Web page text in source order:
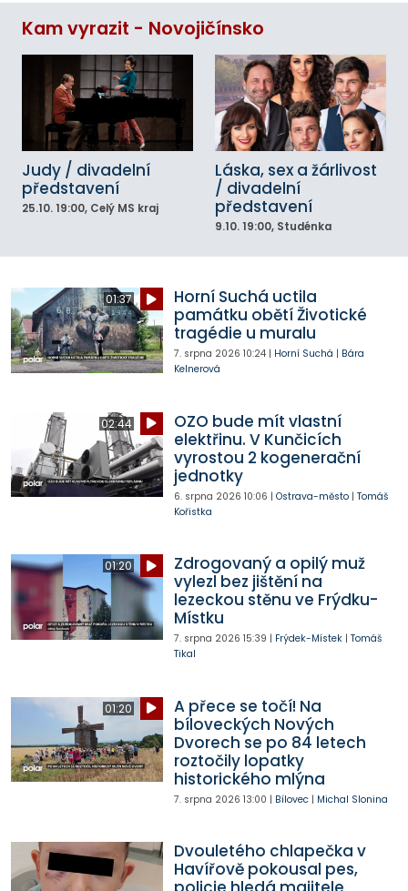
Kam vyrazit - Novojičínsko
Judy / divadelní
představení
25.10. 19:00, Celý MS kraj
Láska, sex a žárlivost
/ divadelní
představení
9.10. 19:00, Studénka
01:37
Horní Suchá uctila
památku obětí Životické
tragédie u muralu
7. srpna 2026 10:24| Horní Suchá | Bára
Kelnerová
02:44
OZO bude mít vlastní
elektřinu. V Kunčicích
vyrostou 2 kogenerační
jednotky
6. srpna 2026 10:06 | Ostrava-město| Tomáš
Kořistka
01:20
Zdrogovaný a opilý muž
vylezl bez jištění na
lezeckou stěnu ve Frýdku-
Místku
7. srpna 2026 15:39 | Frýdek-Místek| Tomáš
Tikal
01:20
A přece se točí! Na
bíloveckých Nových
Dvorech se po 84 letech
roztočily lopatky
historického mlýna
7. srpna 2026 13:00 | Bílovec| Michal Slonina
Dvouletého chlapečka v
Havířově pokousal pes,